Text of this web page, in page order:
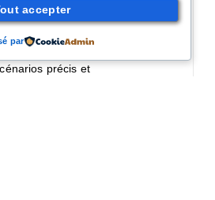
les bâtiments publics, le
commerces.
précis et
accepter
par